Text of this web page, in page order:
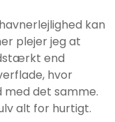
kan
plejer jeg at
end
hvor
det samme.
alt for hurtigt.